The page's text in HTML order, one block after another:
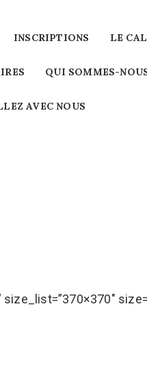
INSCRIPTIONS LE
QUI SOMMES-
AVEC NOUS